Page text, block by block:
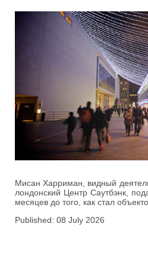
Мисан Харриман, видный
лондонский Центр Саутбэнк,
месяцев до того, как стал
Published: 08 July 2026